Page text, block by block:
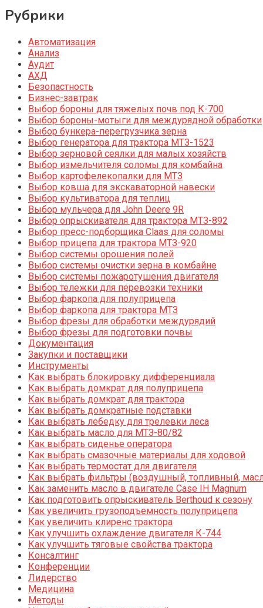
Рубрики
Автоматизация
Анализ
Аудит
АХД
Безопастность
Бизнес-завтрак
Выбор бороны для тяжелых почв под К-700
Выбор бороны-мотыги для междурядной обработки
Выбор бункера-перегрузчика зерна
Выбор генератора для трактора МТЗ-1523
Выбор зерновой сеялки для малых хозяйств
Выбор измельчителя соломы для комбайна
Выбор картофелекопалки для МТЗ
Выбор ковша для экскаваторной навески
Выбор культиватора для теплиц
Выбор мульчера для John Deere 9R
Выбор опрыскивателя для трактора МТЗ-892
Выбор пресс-подборщика Claas для соломы
Выбор прицепа для трактора МТЗ-920
Выбор системы орошения полей
Выбор системы очистки зерна в комбайне
Выбор системы пожаротушения двигателя
Выбор тележки для перевозки техники
Выбор фаркопа для полуприцепа
Выбор фаркопа для трактора МТЗ
Выбор фрезы для обработки междурядий
Выбор фрезы для подготовки почвы
Документация
Закупки и поставщики
Инструменты
Как выбрать блокировку дифференциала
Как выбрать домкрат для полуприцепа
Как выбрать домкрат для трактора
Как выбрать домкратные подставки
Как выбрать лебедку для трелевки леса
Как выбрать масло для МТЗ-80/82
Как выбрать сиденье оператора
Как выбрать смазочные материалы для ходовой
Как выбрать термостат для двигателя
Как выбрать фильтры (воздушный, топливный,
Как заменить масло в двигателе Case IH Magnum
Как подготовить опрыскиватель Berthoud к сезону
Как увеличить грузоподъемность полуприцепа
Как увеличить клиренс трактора
Как улучшить охлаждение двигателя К-744
Как улучшить тяговые свойства трактора
Консалтинг
Конференции
Лидерство
Медицина
Методы